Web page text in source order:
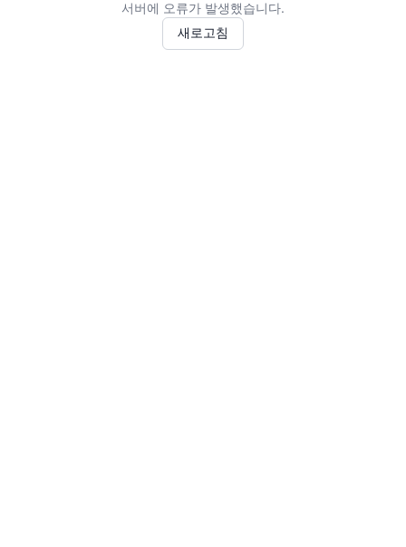
서버에 오류가 발생했습니다.
새로고침